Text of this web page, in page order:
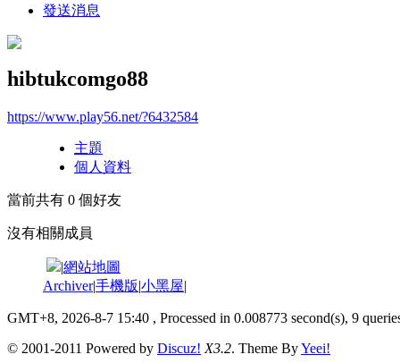
發送消息
hibtukcomgo88
https://www.play56.net/?6432584
主題
個人資料
當前共有 0 個好友
沒有相關成員
|網站地圖
Archiver|手機版|小黑屋|
GMT+8, 2026-8-7 15:40 , Processed in 0.008773 second(s), 9
© 2001-2011 Powered by Discuz! X3.2. Theme ByYeei!